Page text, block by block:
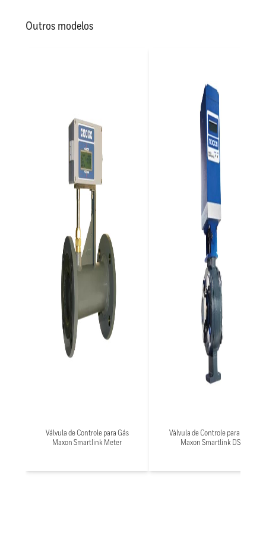
Outros modelos
Válvula de Controle para Gás
Maxon Smartlink Meter
Válvula de Controle para Gás
Maxon Smartlink DS